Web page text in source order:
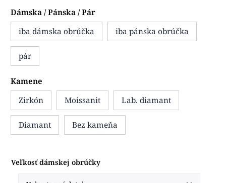
Dámska / Pánska / Pár
iba dámska obrúčka
iba pánska obrúčka
pár
Kamene
Zirkón
Moissanit Lab. diamant
Diamant Bez kameňa
Veľkosť dámskej obrúčky